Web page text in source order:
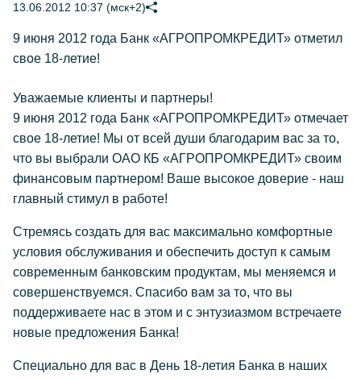
13.06.2012 10:37 (мск+2)
9 июня 2012 года Банк «АГРОПРОМКРЕДИТ» отметил
свое 18-летие!
Уважаемые клиенты и партнеры!
9 июня 2012 года Банк «АГРОПРОМКРЕДИТ» отмечает
свое 18-летие! Мы от всей души благодарим вас за то,
что вы выбрали ОАО КБ «АГРОПРОМКРЕДИТ» своим
финансовым партнером! Ваше высокое доверие - наш
главный стимул в работе!
Стремясь создать для вас максимально комфортные
условия обслуживания и обеспечить доступ к самым
современным банковским продуктам, мы меняемся и
совершенствуемся. Спасибо вам за то, что вы
поддерживаете нас в этом и с энтузиазмом встречаете
новые предложения Банка!
Специально для вас в День 18-летия Банка в наших